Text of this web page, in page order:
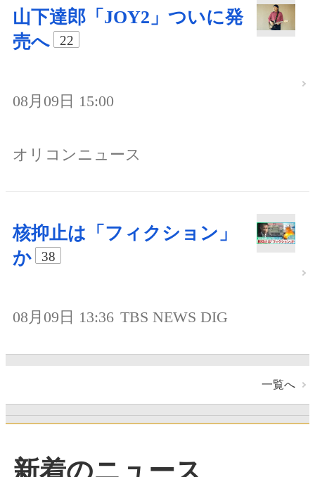
山下達郎「JOY2」ついに発
売へ
22
08月09日 15:00
オリコンニュース
核抑止は「フィクション」
か
38
08月09日 13:36 TBS NEWS DIG
一覧へ
新着のニュース